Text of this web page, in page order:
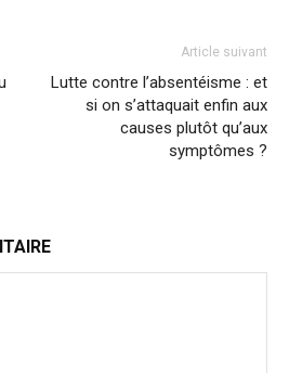
Article suivant
Lutte contre l’absentéisme : et
si on s’attaquait enfin aux
causes plutôt qu’aux
symptômes ?